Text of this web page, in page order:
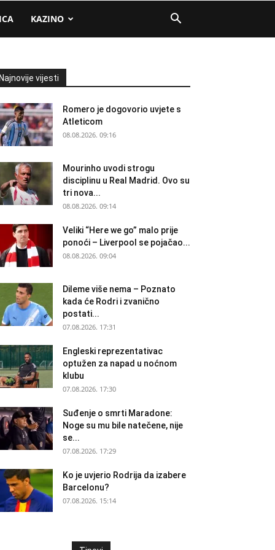
KAZINO
Najnovije vijesti
Romero je dogovorio uvjete s
Atleticom
08.08.2026. 09:16
Mourinho uvodi strogu
disciplinu u Real Madrid. Ovo su
tri nova...
08.08.2026. 09:14
Veliki “Here we go” malo prije
ponoći – Liverpool se pojačao...
08.08.2026. 09:04
Dileme više nema – Poznato
kada će Rodri i zvanično
postati...
07.08.2026. 17:31
Engleski reprezentativac
optužen za napad u noćnom
klubu
07.08.2026. 17:30
Suđenje o smrti Maradone:
Noge su mu bile natečene, nije
se...
07.08.2026. 17:29
Ko je uvjerio Rodrija da izabere
Barcelonu?
07.08.2026. 15:14